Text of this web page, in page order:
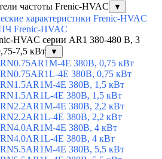
частоты Frenic-HVAC ▼
характеристики Frenic-HVAC
Frenic-HVAC
HVAC серии AR1 380-480 В, 3
7,5 кВт
▼
4E 380В, 0,75 кВт
4E 380В, 0,75 кВт
4E 380В, 1,5 кВт
4E 380В, 1,5 кВт
4E 380В, 2,2 кВт
4E 380В, 2,2 кВт
4E 380В, 4 кВт
4E 380В, 4 кВт
4E 380В, 5,5 кВт